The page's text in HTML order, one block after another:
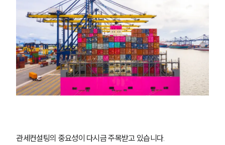
관세컨설팅의 중요성이 다시금 주목받고 있습니다.